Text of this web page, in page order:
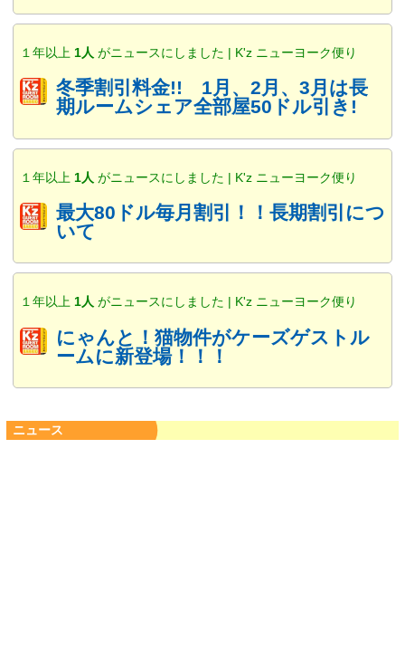
１年以上 1人 がニュースにしました | K'z ニューヨーク便り
冬季割引料金!! 1月、2月、3月は長
期ルームシェア全部屋50ドル引き!
１年以上 1人 がニュースにしました | K'z ニューヨーク便り
最大80ドル毎月割引！！長期割引につ
いて
１年以上 1人 がニュースにしました | K'z ニューヨーク便り
にゃんと！猫物件がケーズゲストル
ームに新登場！！！
ニュース